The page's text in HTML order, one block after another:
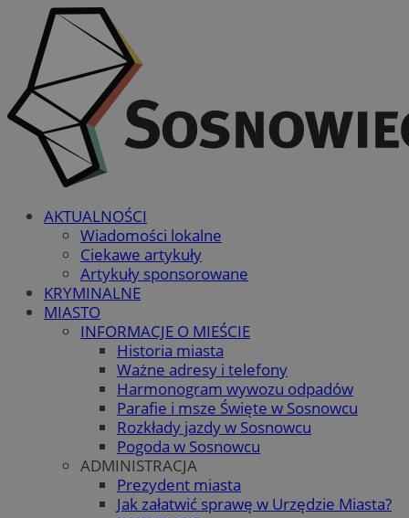
AKTUALNOŚCI
Wiadomości lokalne
Ciekawe artykuły
Artykuły sponsorowane
KRYMINALNE
MIASTO
INFORMACJE O MIEŚCIE
Historia miasta
Ważne adresy i telefony
Harmonogram wywozu odpadów
Parafie i msze Święte w Sosnowcu
Rozkłady jazdy w Sosnowcu
Pogoda w Sosnowcu
ADMINISTRACJA
Prezydent miasta
Jak załatwić sprawę w Urzędzie Miasta?